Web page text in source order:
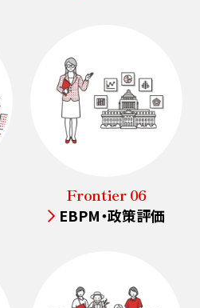
Frontier 06
EBPM・政策評価